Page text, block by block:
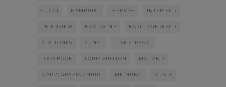
GUCCI HAMBURG HERMÈS INTERIEUR
INTERVIEW KAMPAGNE KARL LAGERFELD
KIM JONES KUNST LIVE STREAM
LOOKBOOK LOUIS VUITTON MAILAND
MARIA GRAZIA CHIURI MEINUNG MUSIK